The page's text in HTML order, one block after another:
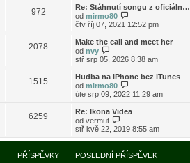
p
ě
v
k
í
p
ř
í
p
ě
v
k
l
e
d
í
ř
í
s
p
ě
v
k
r
a
z
i
t
p
o
s
e
d
n
p
ř
í
s
ě
972
Re: Stáhnutí songu z oficiáln…
od mirmo80
o
r
z
p
o
s
e
n
í
ř
čtv říj 07, 2021 12:52 pm
2078
Make the call and meet her
od nvy
o
r
a
z
t
p
o
s
l
e
d
stř srp 05, 2026 8:38 am
1515
Hudba na iPhone bez iTunes
od mirmo80
o
r
z
t
p
o
úte srp 09, 2022 11:29 am
6259
Re: Ikona Videa
od vermut
o
r
a
z
stř kvě 22, 2019 8:55 am
PŘÍSPĚVKY POSLEDNÍ PŘÍSPĚVEK